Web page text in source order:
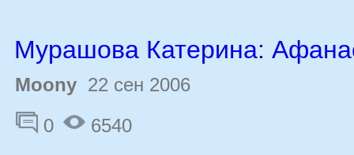
Мурашова Катерина:
Moony 22 сен 2006
0
6540